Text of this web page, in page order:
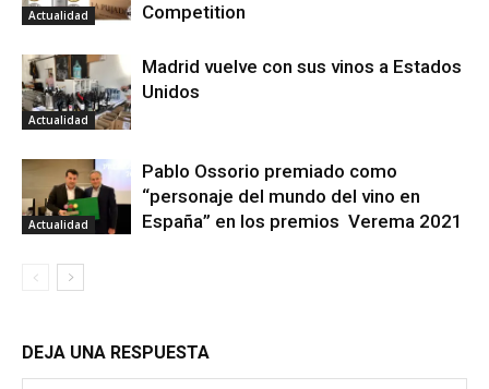
Actualidad
Competition
Actualidad
Madrid vuelve con sus vinos a Estados
Unidos
Actualidad
Pablo Ossorio premiado como
“personaje del mundo del vino en
España” en los premios Verema 2021
DEJA UNA RESPUESTA